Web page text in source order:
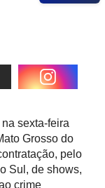
sexta-feira
Grosso do
pelo
Sul, de shows,
crime